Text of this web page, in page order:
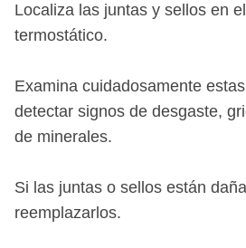
Localiza las juntas y sellos en
termostático.
Examina cuidadosamente
detectar signos de desgaste,
de minerales.
Si las juntas o sellos están
reemplazarlos.